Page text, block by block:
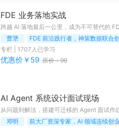
FDE 业务落地实战
跨越 AI 落地最后一公里，成为不可替代的
曹犟
FDE 前沿践行者，神策数据联合
专栏
1707 人已学习
优惠价￥ 59 原价：99
AI Agent 系统设计面试现场
从问题到解法，搭建可迁移的 Agent 面试作
邓明
前大厂资深专家，AI 领域连续创